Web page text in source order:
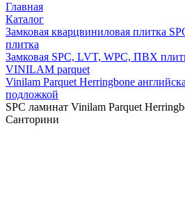
Главная
Каталог
Замковая кварцвиниловая плитка
плитка
Замковая SPC, LVT, WPC, ПВХ
VINILAM parquet
Vinilam Parquet Herringbone
подложкой
SPC ламинат Vinilam Parquet
Санторини